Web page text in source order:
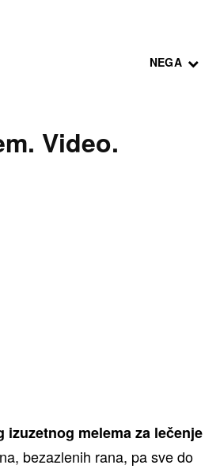
NEGA
Video.
izuzetnog melema za lečenje
bezazlenih rana, pa sve do